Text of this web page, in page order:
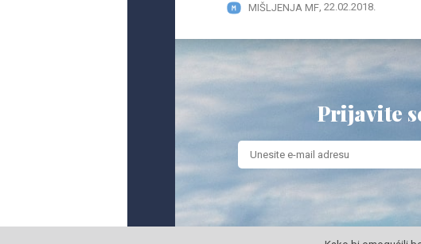
MIŠLJENJA MF, 22.02.2018.
Prijavite